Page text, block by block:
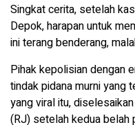
Singkat cerita, setelah
Depok, harapan untuk
ini terang benderang,
Pihak kepolisian dengan
tindak pidana murni yang
yang viral itu,
(RJ) setelah kedua belah